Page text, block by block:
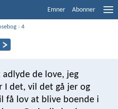
Emner Abonner
›4
de love, jeg
I det, vil det gå jer og
få lov at blive boende i